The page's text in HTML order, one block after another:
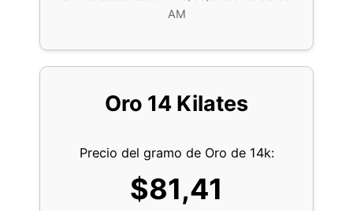
AM
Oro 14 Kilates
Precio del gramo de Oro de 14k:
$81,41